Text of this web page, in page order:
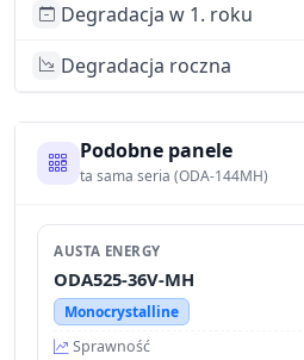
Degradacja w 1. roku
Degradacja roczna
Podobne panele
ta sama seria (ODA-144MH)
AUSTA ENERGY
ODA525-36V-MH
Monocrystalline
Sprawność